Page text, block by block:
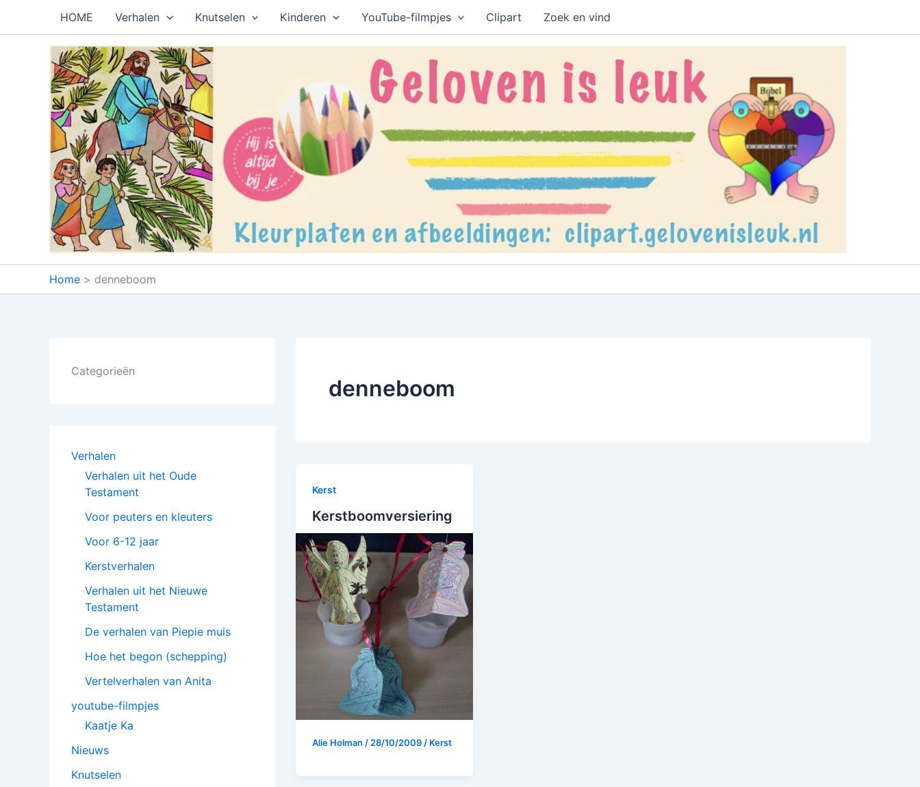
HOME Verhalen Knutselen Kinderen YouTube-filmpjes Clipart Zoek en vind
Home denneboom
Categorieën
Verhalen
Verhalen uit het Oude
Testament
Voor peuters en kleuters
Voor 6-12 jaar
Kerstverhalen
Verhalen uit het Nieuwe
Testament
De verhalen van Piepie muis
Hoe het begon (schepping)
Vertelverhalen van Anita
youtube-filmpjes
Kaatje Ka
Nieuws
Knutselen
denneboom
Kerst
Kerstboomversiering
Alie Holman / 28/10/2009 / Kerst